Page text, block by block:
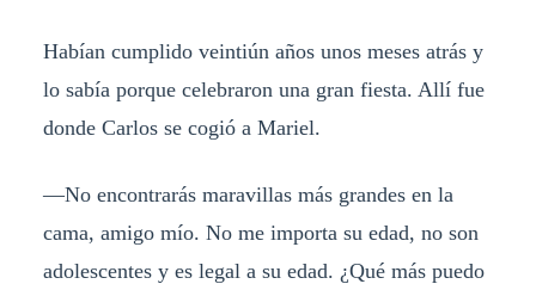
Habían cumplido veintiún años unos meses atrás y
lo sabía porque celebraron una gran fiesta. Allí fue
donde Carlos se cogió a Mariel.
—No encontrarás maravillas más grandes en la
cama, amigo mío. No me importa su edad, no son
adolescentes y es legal a su edad. ¿Qué más puedo